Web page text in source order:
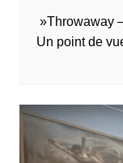
»Throwaway
Un point de